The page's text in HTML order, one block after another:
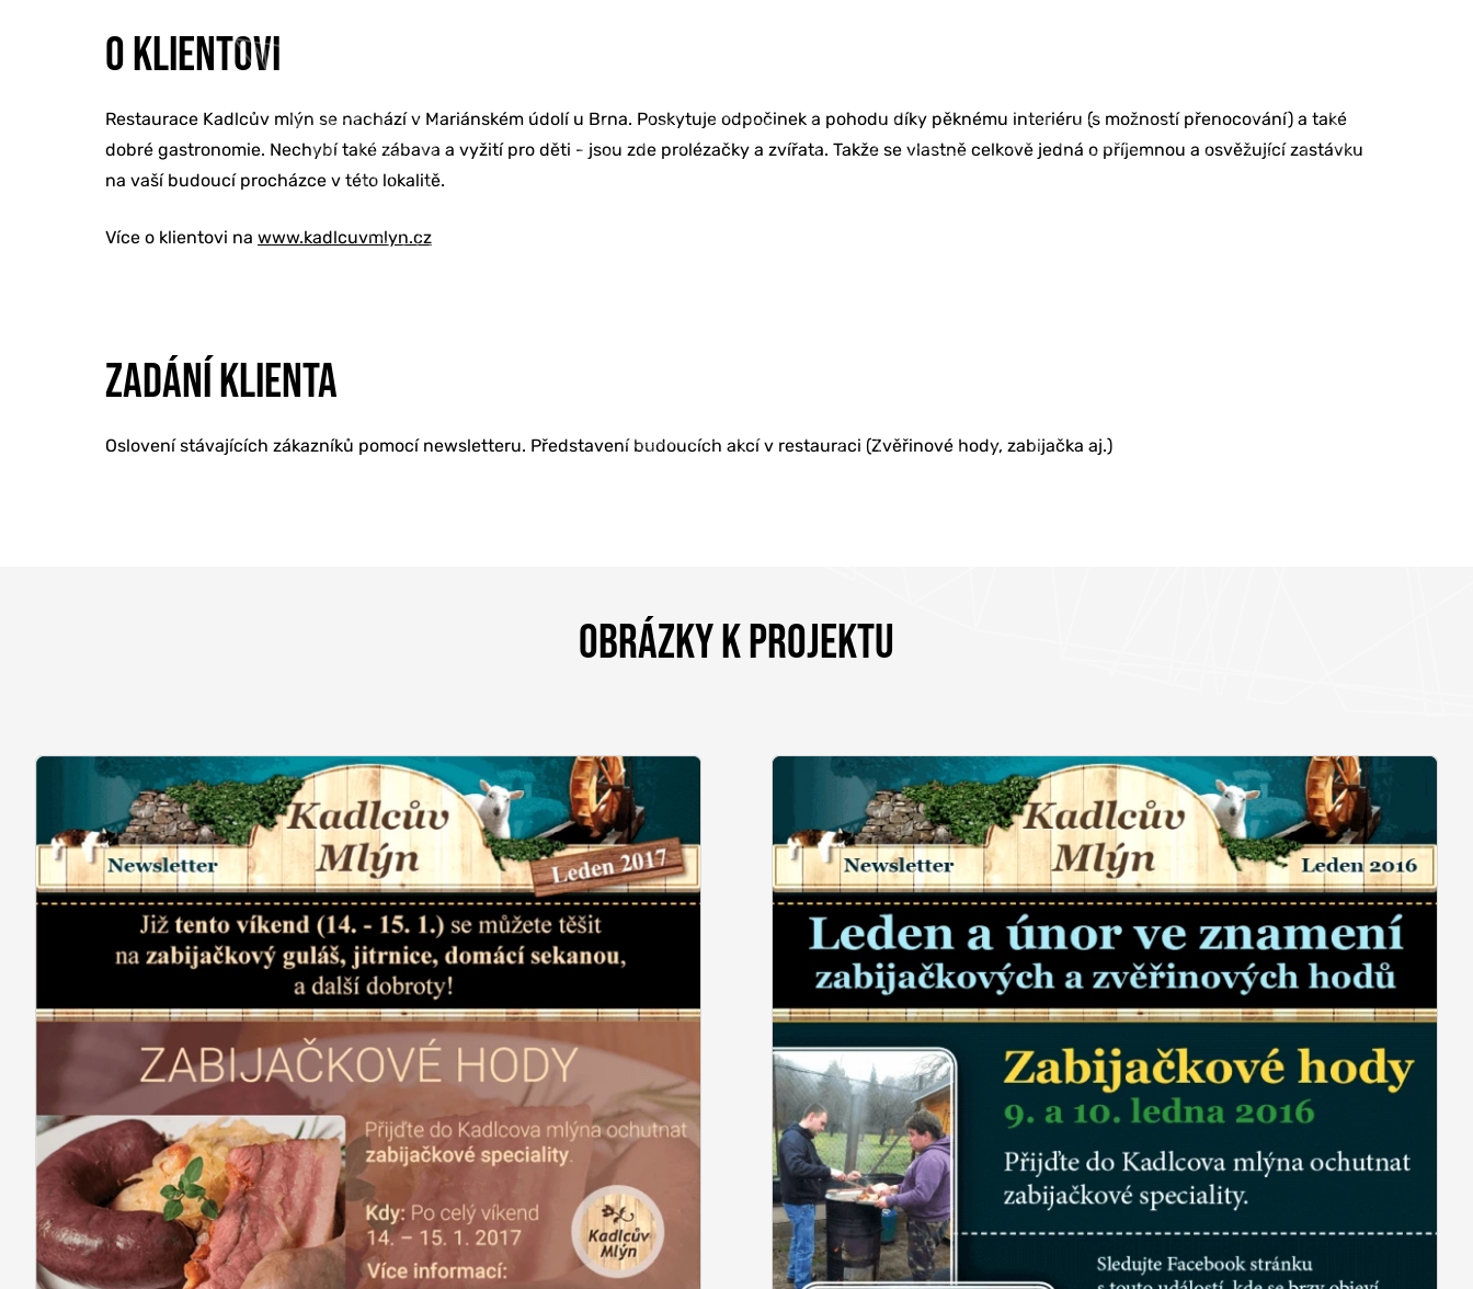
ONLINE MARKETING
TVORBA WEBU
PORADENSTVÍ & ŠKOLENÍ
REFERENCE
O NÁS
KONTAKTY
O KLIENTOVI
Restaurace Kadlcův mlýn se nachází v Mariánském údolí u Brna. Poskytuje odpočinek a pohodu díky pěknému interiéru (s možností přenocování) a také
dobré gastronomie. Nechybí také zábava a vyžití pro děti - jsou zde prolézačky a zvířata. Takže se vlastně celkově jedná o příjemnou a osvěžující zastávku
na vaší budoucí procházce v této lokalitě.
Více o klientovi na www.kadlcuvmlyn.cz
ZADÁNÍ KLIENTA
Oslovení stávajících zákazníků pomocí newsletteru. Představení budoucích akcí v restauraci (Zvěřinové hody, zabijačka aj.)
OBRÁZKY K PROJEKTU